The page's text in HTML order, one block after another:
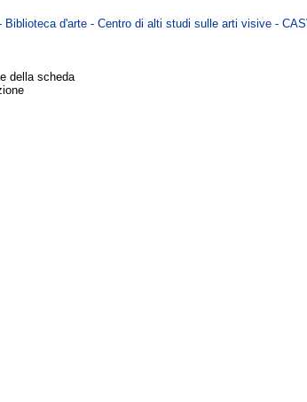
d'arte - Centro di alti studi sulle arti visive -
della scheda